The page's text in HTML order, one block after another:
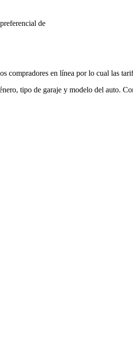
de
compradores en línea por lo cual las
tipo de garaje y modelo del auto.